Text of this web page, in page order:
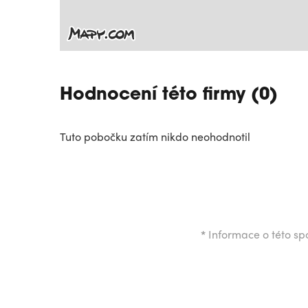
Hodnocení této firmy (0)
Tuto pobočku zatím nikdo neohodnotil
* Informace o této